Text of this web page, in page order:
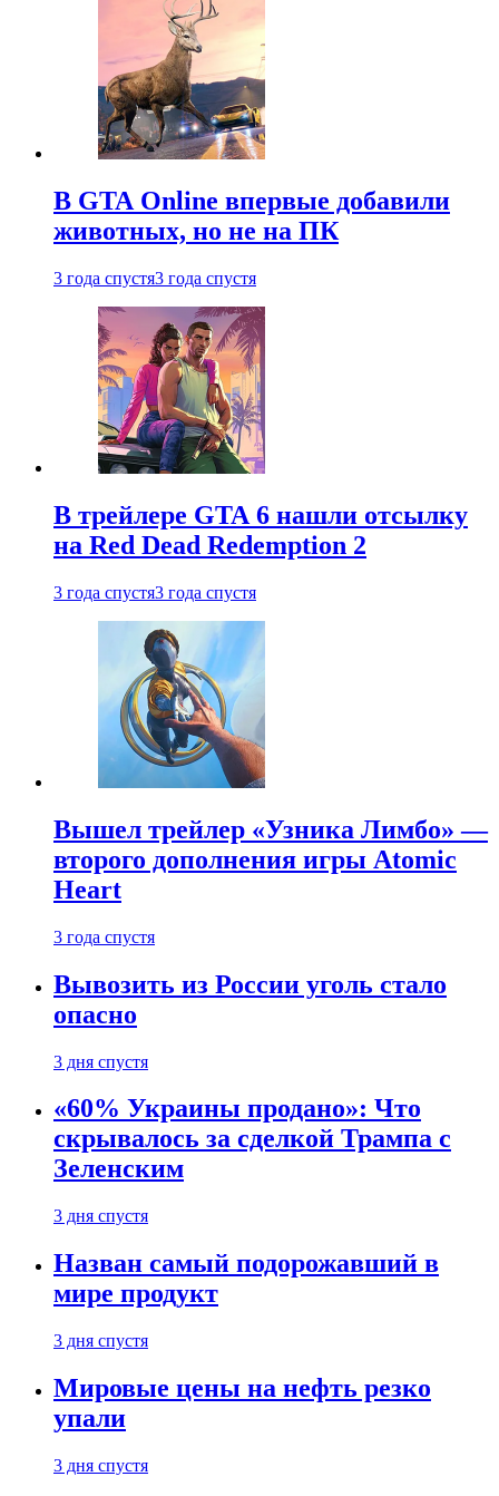
В GTA Online впервые добавили
животных, но не на ПК
3 года спустя3 года спустя
В трейлере GTA 6 нашли отсылку
на Red Dead Redemption 2
3 года спустя3 года спустя
Вышел трейлер «Узника Лимбо» —
второго дополнения игры Atomic
Heart
3 года спустя
Вывозить из России уголь стало
опасно
3 дня спустя
«60% Украины продано»: Что
скрывалось за сделкой Трампа с
Зеленским
3 дня спустя
Назван самый подорожавший в
мире продукт
3 дня спустя
Мировые цены на нефть резко
упали
3 дня спустя